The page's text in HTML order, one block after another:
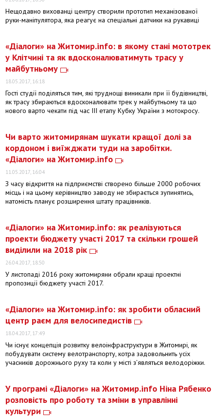
Нещодавно вихованці центру створили прототип механізованої
руки-маніпулятора, яка реагує на спеціальні датчики на рукавиці
«Діалоги» на Житомир.info: в якому стані мототрек
у Клітчині та як вдосконалюватимуть трасу у
майбутньому
18.05.2017, 16:18
Гості студії поділяться тим, які труднощі виникали при її будівництві,
як трасу збираються вдосконалювати трек у майбутньому та що
нового варто чекати під час ІІІ етапу Кубку України з мотокросу.
Чи варто житомирянам шукати кращої долі за
кордоном і виїжджати туди на заробітки.
«Діалоги» на Житомир.info
11.05.2017, 16:04
З часу відкриття на підприємстві створено більше 2000 робочих
місць і на цьому керівництво заводу не збирається зупинятись,
натомість планує розширення штату працівників.
«Діалоги» на Житомир.info: як реалізуються
проекти бюджету участі 2017 та скільки грошей
виділили на 2018 рік
26.04.2017, 18:50
У листопаді 2016 року житомиряни обрали кращі проектні
пропозиції бюджету участі 2017.
«Діалоги» на Житомир.info: як зробити обласний
центр раєм для велосипедистів
18.04.2017, 17:49
Чи існує концепція розвитку велоінфраструктури в Житомирі, як
побудувати систему велотранспорту, котра задовольнить усіх
учасників дорожнього руху та коли у місті з’являться велодоріжки.
У програмі «Діалоги» на Житомир.info Ніна Рябенко
розповість про роботу та зміни в управлінні
культури